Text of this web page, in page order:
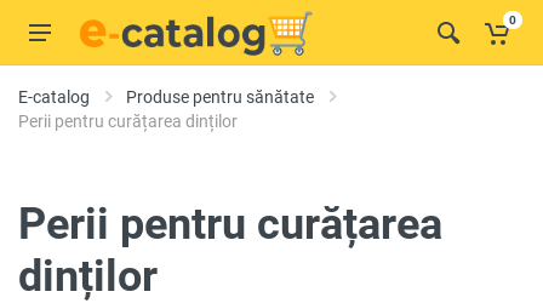
0
E-catalog
Produse pentru sănătate
Perii pentru curățarea dinților
Perii pentru curățarea
dinților